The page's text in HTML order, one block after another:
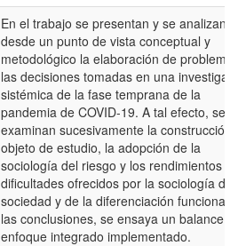
En el trabajo se presentan y se analizan
desde un punto de vista conceptual y
metodológico la elaboración de
las decisiones tomadas en una
sistémica de la fase temprana de la
pandemia de COVID-19. A tal efecto, se
examinan sucesivamente la construcción
objeto de estudio, la adopción de la
sociología del riesgo y los rendimientos y
dificultades ofrecidos por la sociología de
sociedad y de la diferenciación funcional.
las conclusiones, se ensaya un balance
enfoque integrado implementado.